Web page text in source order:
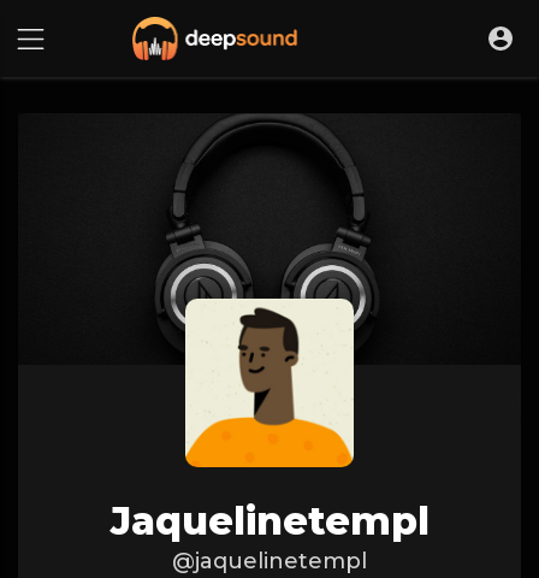
Jaquelinetempl
@jaquelinetempl